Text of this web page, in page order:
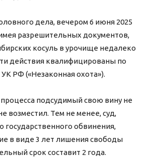
дела, вечером 6 июня 2025
разрешительных документов,
косуль в урочище недалеко
действия квалифицированы по
УК РФ («Незаконная охота»).
подсудимый свою вину не
возместил. Тем не менее, суд,
государственного обвинения,
в виде 3 лет лишения свободы
срок составит 2 года.